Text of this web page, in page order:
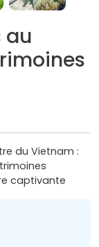
au
du Vietnam :
captivante